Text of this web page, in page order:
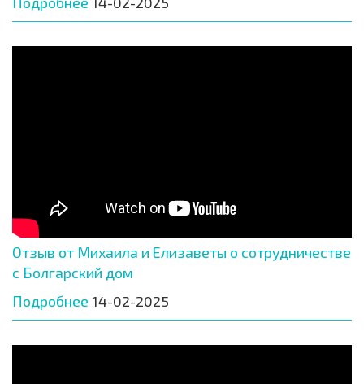
Отзыв от Михаила и Елизаветы о сотрудничестве
с Болгарский дом
Подробнее 14-02-2025